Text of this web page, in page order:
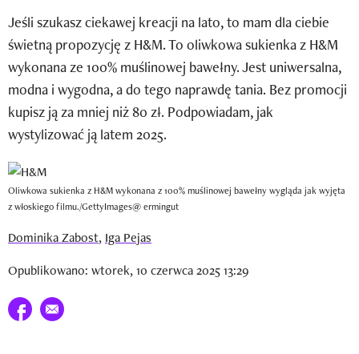
Mój profil / Zarejestruj się
Jeśli szukasz ciekawej kreacji na lato, to mam dla ciebie
świetną propozycję z H&M. To oliwkowa sukienka z H&M
wykonana ze 100% muślinowej bawełny. Jest uniwersalna,
modna i wygodna, a do tego naprawdę tania. Bez promocji
kupisz ją za mniej niż 80 zł. Podpowiadam, jak
wystylizować ją latem 2025.
Oliwkowa sukienka z H&M wykonana z 100% muślinowej bawełny wygląda jak wyjęta
z włoskiego filmu./GettyImages@ ermingut
Dominika Zabost, Iga Pejas
Opublikowano: wtorek, 10 czerwca 2025 13:29
Udostępnij na facebook
E-mail do przyjaciela